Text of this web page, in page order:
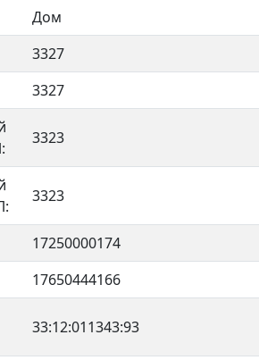
Дом
3327
3327
3323
3323
17250000174
17650444166
33:12:011343:93